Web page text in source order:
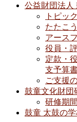
公益財団法人
トピッ
たたこ
アース
役員・
定款・
支予算
ご支援
鼓童文化財団
研修期
鼓童 太鼓の学